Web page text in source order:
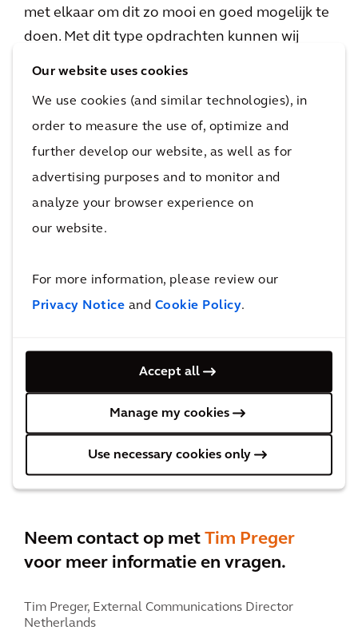
Our website uses cookies
We use cookies (and similar technologies), in
order to measure the use of, optimize and
further develop our website, as well as for
advertising purposes and to monitor and
analyze your browser experience on
our website.
For more information, please review our
Privacy Notice and Cookie Policy.
Accept all
Manage my cookies
Use necessary cookies only
met elkaar om dit zo mooi en goed mogelijk te
doen. Met dit type opdrachten kunnen wij
Deel met je vrienden
Neem contact op met Tim Preger
voor meer informatie en vragen.
Tim Preger, External Communications Director
Netherlands